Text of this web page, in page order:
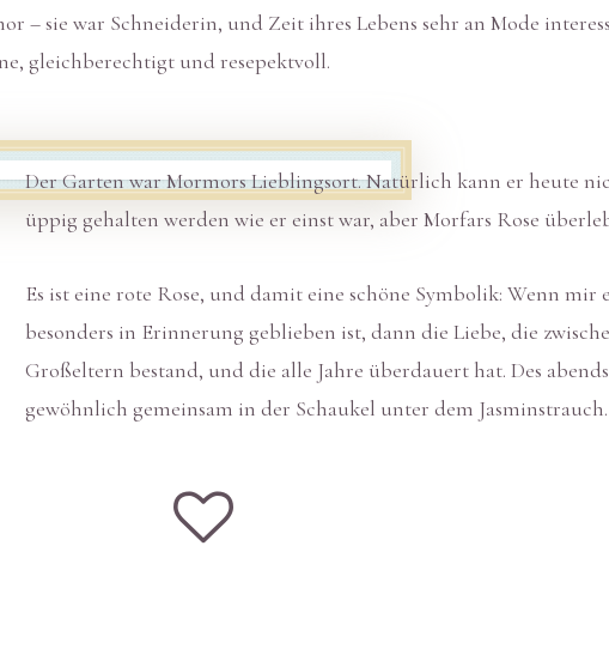
– sie war Schneiderin, und Zeit ihres Lebens sehr an Mode
gleichberechtigt und resepektvoll.
Der Garten war Mormors Lieblingsort. Natürlich kann er heute
üppig gehalten werden wie er einst war, aber Morfars Rose
Es ist eine rote Rose, und damit eine schöne Symbolik: Wenn mir
besonders in Erinnerung geblieben ist, dann die Liebe, die
Großeltern bestand, und die alle Jahre überdauert hat. Des
gewöhnlich gemeinsam in der Schaukel unter dem